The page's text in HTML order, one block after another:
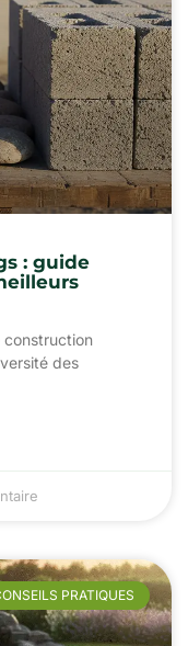
: guide
construction
des
PRATIQUES